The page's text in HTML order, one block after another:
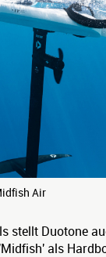
Air
stellt Duotone
als